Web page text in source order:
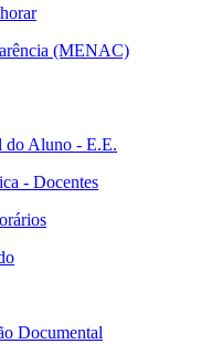
(MENAC)
do Aluno - E.E.
- Docentes
Documental